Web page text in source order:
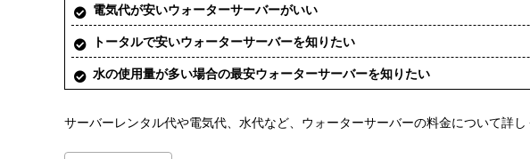
電気代が安いウォーターサーバーがいい
トータルで安いウォーターサーバーを知りたい
水の使用量が多い場合の最安ウォーターサーバーを知りたい
サーバーレンタル代や電気代、水代など、ウォーターサーバーの料金について詳し